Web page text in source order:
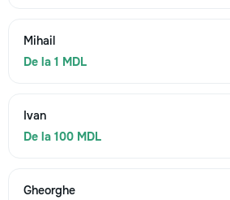
Mihail
De la 1 MDL
Ivan
De la 100 MDL
Gheorghe